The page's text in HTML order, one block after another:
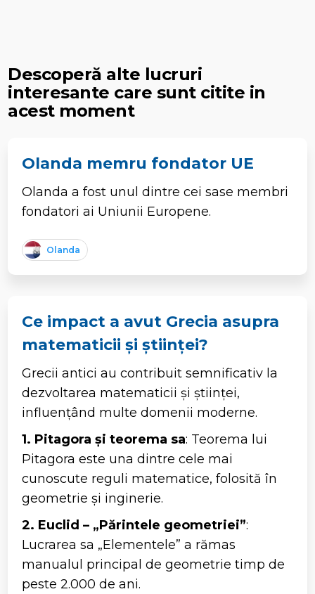
Descoperă alte lucruri
interesante care sunt citite in
acest moment
Olanda memru fondator UE
Olanda a fost unul dintre cei sase membri
fondatori ai Uniunii Europene.
Olanda
Ce impact a avut Grecia asupra
matematicii și științei?
Grecii antici au contribuit semnificativ la
dezvoltarea matematicii și științei,
influențând multe domenii moderne.
1. Pitagora și teorema sa: Teorema lui
Pitagora este una dintre cele mai
cunoscute reguli matematice, folosită în
geometrie și inginerie.
2. Euclid – „Părintele geometriei”:
Lucrarea sa „Elementele” a rămas
manualul principal de geometrie timp de
peste 2.000 de ani.